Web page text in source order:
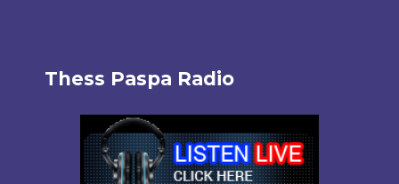
Thess Paspa Radio